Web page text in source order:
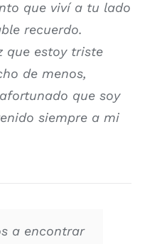
que viví a tu lado
recuerdo.
que estoy triste
de menos,
que soy
siempre a mi
a encontrar